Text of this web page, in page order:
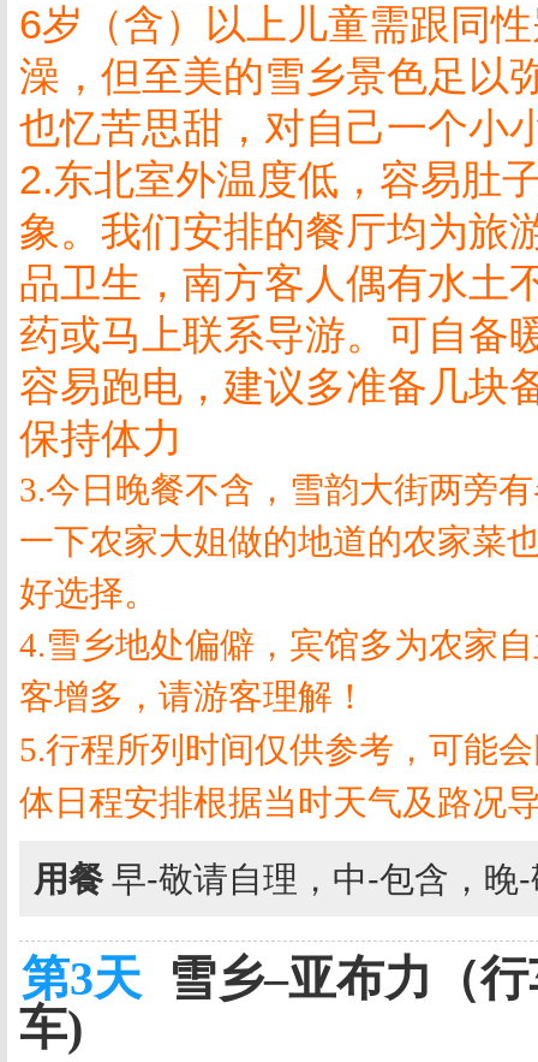
6岁（含）以上儿童需跟同
澡，但至美的雪乡景色足以
也忆苦思甜，对自己一个小
2.东北室外温度低，容易肚
象。我们安排的餐厅均为旅
品卫生，南方客人偶有水土
药或马上联系导游。可自备
容易跑电，建议多准备几块
保持体力
3.今日晚餐不含，雪韵大街两旁
一下农家大姐做的地道的农家菜
好选择。
4.雪乡地处偏僻，宾馆多为农家
客增多，请游客理解！
5.行程所列时间仅供参考，可能
体日程安排根据当时天气及路况
用餐 早-敬请自理，中-包含，晚
第3天 雪乡–亚布力（
车)